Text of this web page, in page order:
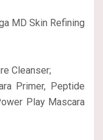
MD Skin Refining
Cleanser;
Primer, Peptide
Play Mascara